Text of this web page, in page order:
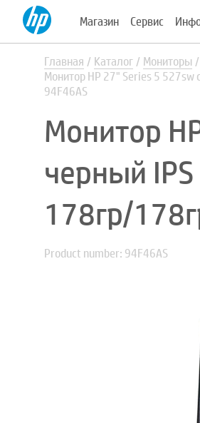
Магазин Сервис
Главная Каталог
Мониторы
Монитор HP 27" Series 5 527sw
94F46AS
Монитор
черный
178гр/
Product number: 94F46AS